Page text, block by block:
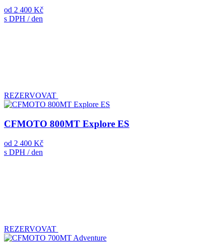
od 2 400 Kč
s DPH / den
REZERVOVAT
CFMOTO 800MT Explore ES
od 2 400 Kč
s DPH / den
REZERVOVAT